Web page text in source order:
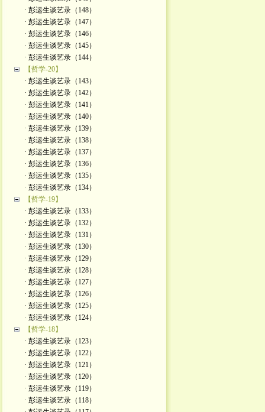
· 彭运生谈艺录（148）
· 彭运生谈艺录（147）
· 彭运生谈艺录（146）
· 彭运生谈艺录（145）
· 彭运生谈艺录（144）
【哲学-20】
· 彭运生谈艺录（143）
· 彭运生谈艺录（142）
· 彭运生谈艺录（141）
· 彭运生谈艺录（140）
· 彭运生谈艺录（139）
· 彭运生谈艺录（138）
· 彭运生谈艺录（137）
· 彭运生谈艺录（136）
· 彭运生谈艺录（135）
· 彭运生谈艺录（134）
【哲学-19】
· 彭运生谈艺录（133）
· 彭运生谈艺录（132）
· 彭运生谈艺录（131）
· 彭运生谈艺录（130）
· 彭运生谈艺录（129）
· 彭运生谈艺录（128）
· 彭运生谈艺录（127）
· 彭运生谈艺录（126）
· 彭运生谈艺录（125）
· 彭运生谈艺录（124）
【哲学-18】
· 彭运生谈艺录（123）
· 彭运生谈艺录（122）
· 彭运生谈艺录（121）
· 彭运生谈艺录（120）
· 彭运生谈艺录（119）
· 彭运生谈艺录（118）